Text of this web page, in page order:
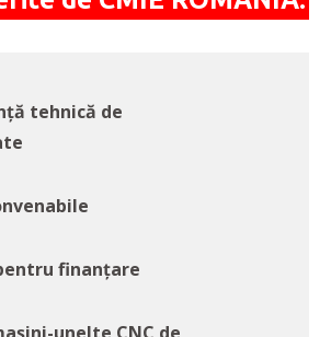
tehnică de
finanțare